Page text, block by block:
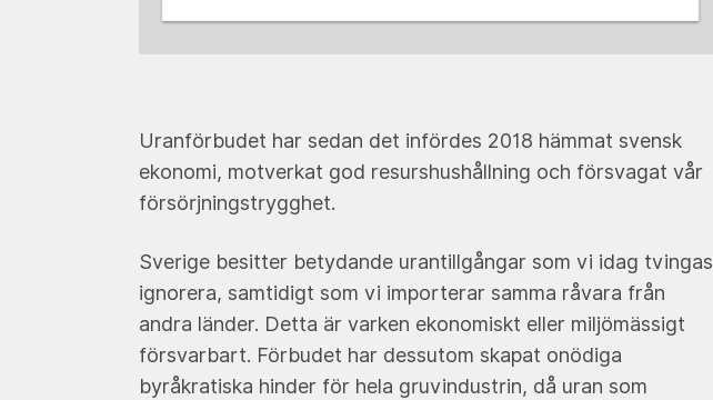
Uranförbudet har sedan det infördes 2018 hämmat svensk
ekonomi, motverkat god resurshushållning och försvagat vår
försörjningstrygghet.
Sverige besitter betydande urantillgångar som vi idag tvingas
ignorera, samtidigt som vi importerar samma råvara från
andra länder. Detta är varken ekonomiskt eller miljömässigt
försvarbart. Förbudet har dessutom skapat onödiga
byråkratiska hinder för hela gruvindustrin, då uran som